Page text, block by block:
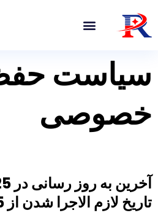
سیاست
خصوصی
آخرین به روز رسانی در 25 سپتامبر 2025
تاریخ لازم الاجرا شدن از 25 سپتامبر 2025